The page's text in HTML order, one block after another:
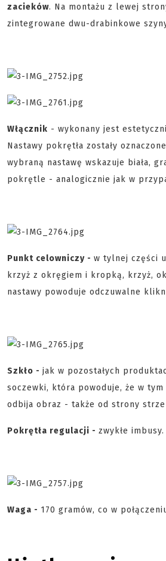
zacieków. Na montażu z lewej
zintegrowane dwu-drabinkowe
Włącznik - wykonany jest
Nastawy pokrętła zostały
wybraną nastawę wskazuje biała,
pokrętle - analogicznie jak w
Punkt celowniczy - w tylnej części
krzyż z okręgiem i kropką, krzyż,
nastawy powoduje odczuwalne
Szkło - jak w pozostałych
soczewki, która powoduje, że w
odbija obraz - także od strony
Pokrętła regulacji - zwykłe
Waga - 170 gramów, co w